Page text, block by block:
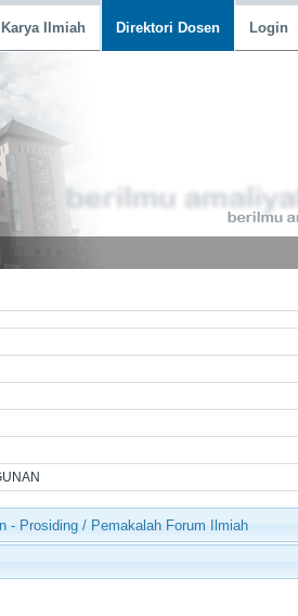
Karya Ilmiah Direktori Dosen Login
- Prosiding / Pemakalah Forum Ilmiah